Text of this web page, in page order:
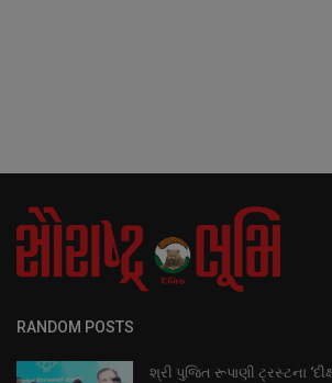
RANDOM POSTS
શ્રી પુજિત રૂપાણી ટ્રસ્ટના